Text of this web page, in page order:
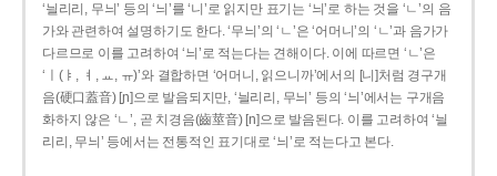
‘늴리리, 무늬’ 등의 ‘늬’를 ‘니’로 읽지만 표기는 ‘늬’로 하는 것을 ‘ㄴ’의 음
가와 관련하여 설명하기도 한다. ‘무늬’의 ‘ㄴ’은 ‘어머니’의 ‘ㄴ’과 음가가
다르므로 이를 고려하여 ‘늬’로 적는다는 견해이다. 이에 따르면 ‘ㄴ’은
‘ㅣ(ㅑ, ㅕ, ㅛ, ㅠ)’와 결합하면 ‘어머니, 읽으니까’에서의 [니]처럼 경구개
음(硬口蓋音) [ɲ]으로 발음되지만, ‘늴리리, 무늬’ 등의 ‘늬’에서는 구개음
화하지 않은 ‘ㄴ’, 곧 치경음(齒莖音) [n]으로 발음된다. 이를 고려하여 ‘늴
리리, 무늬’ 등에서는 전통적인 표기대로 ‘늬’로 적는다고 본다.